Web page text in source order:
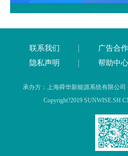
联系我们 广告合作
隐私声明
帮助中心
承办方：上海舜华新能源系统有限公司
Copyright?2019